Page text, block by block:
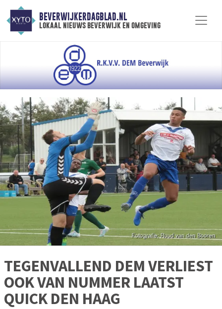
BEVERWIJKERDAGBLAD.NL
lokaal nieuws beverwijk en omgeving
TEGENVALLEND DEM VERLIEST
OOK VAN NUMMER LAATST
QUICK DEN HAAG